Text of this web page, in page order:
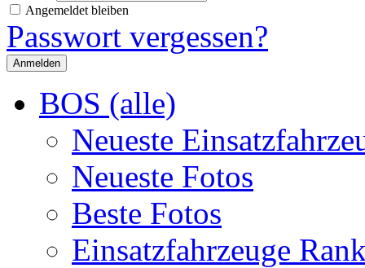
Angemeldet bleiben
Passwort vergessen?
BOS (alle)
Neueste
Neueste Fotos
Beste Fotos
Einsatzfahrzeuge